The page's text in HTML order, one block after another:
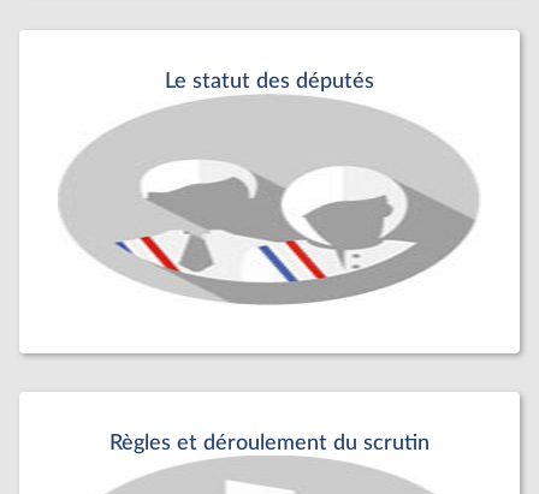
Le statut des députés
Règles et déroulement du scrutin